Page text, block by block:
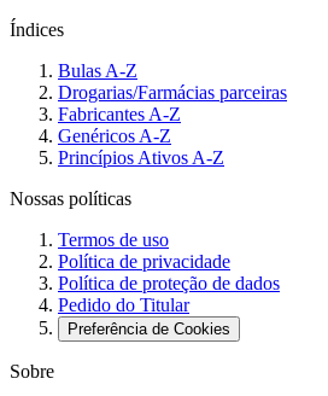
Índices
Bulas A-Z
Drogarias/Farmácias parceiras
Fabricantes A-Z
Genéricos A-Z
Princípios Ativos A-Z
Nossas políticas
Termos de uso
Política de privacidade
Política de proteção de dados
Pedido do Titular
Preferência de Cookies
Sobre